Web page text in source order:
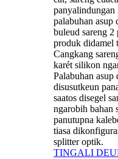
panyalindungan
palabuhan asup
buleud sareng
produk didamel
Cangkang
karét silikon
Palabuhan asup
disusutkeun
saatos disegel
ngarobih bahan
panutupna
tiasa
splitter optik.
TINGALI